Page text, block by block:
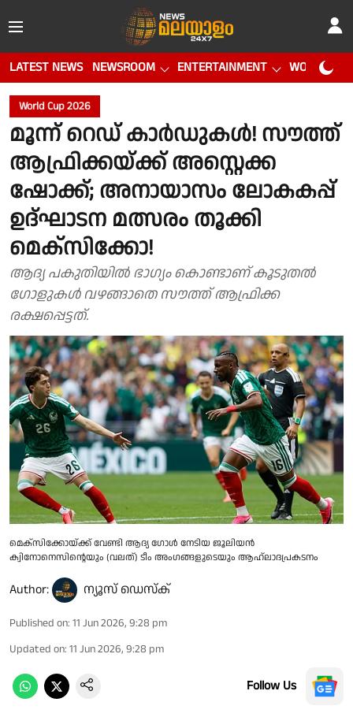
LATEST NEWS NEWSROOM ENTERTAINMENT WORLD CUP
World Cup 2026
മൂന്ന് റെഡ് കാർഡുകൾ! സൗത്ത്
ആഫ്രിക്കയ്ക്ക് അസ്റ്റെക്ക
ഷോക്ക്; അനായാസം ലോകകപ്പ്
ഉദ്ഘാടന മത്സരം തൂക്കി
മെക്സിക്കോ!
ആദ്യ പകുതിയിൽ ഭാഗ്യം കൊണ്ടാണ് കൂടുതൽ
ഗോളുകൾ വഴങ്ങാതെ സൗത്ത് ആഫ്രിക്ക
രക്ഷപ്പെട്ടത്.
മെക്സിക്കോയ്ക്ക് വേണ്ടി ആദ്യ ഗോൾ നേടിയ ജൂലിയൻ
ക്വിനോനെസിൻ്റെയും (വലത്) ടീം അംഗങ്ങളുടെയും ആഹ്ലാദപ്രകടനം
Author: ന്യൂസ് ഡെസ്ക്
Published on: 11 Jun 2026, 9:28 pm
Updated on: 11 Jun 2026, 9:28 pm
Follow Us